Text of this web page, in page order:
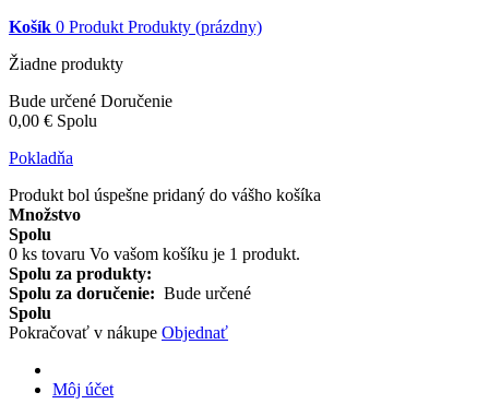
Košík 0 Produkt Produkty (prázdny)
Žiadne produkty
Bude určené Doručenie
0,00 € Spolu
Pokladňa
Produkt bol úspešne pridaný do vášho košíka
Množstvo
Spolu
0 ks tovaru Vo vašom košíku je 1 produkt.
Spolu za produkty:
Spolu za doručenie: Bude určené
Spolu
Pokračovať v nákupe Objednať
Môj účet